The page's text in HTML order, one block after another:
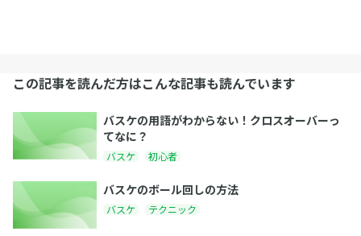
この記事を読んだ方はこんな記事も読んでいます
バスケの用語がわからない！クロスオーバーっ
てなに？
バスケ 初心者
バスケのボール回しの方法
バスケ テクニック